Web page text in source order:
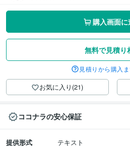
購入画面に
無料で見積り
見積りから購入
お気に入り(21)
ココナラの安心保証
提供形式
テキスト